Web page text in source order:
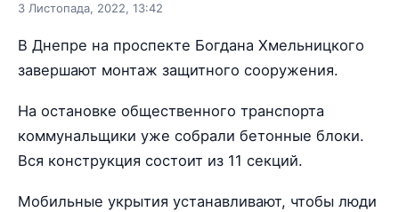
3 Листопада, 2022, 13:42
В Днепре на проспекте Богдана Хмельницкого
завершают монтаж защитного сооружения.
На остановке общественного транспорта
коммунальщики уже собрали бетонные блоки.
Вся конструкция состоит из 11 секций.
Мобильные укрытия устанавливают, чтобы люди